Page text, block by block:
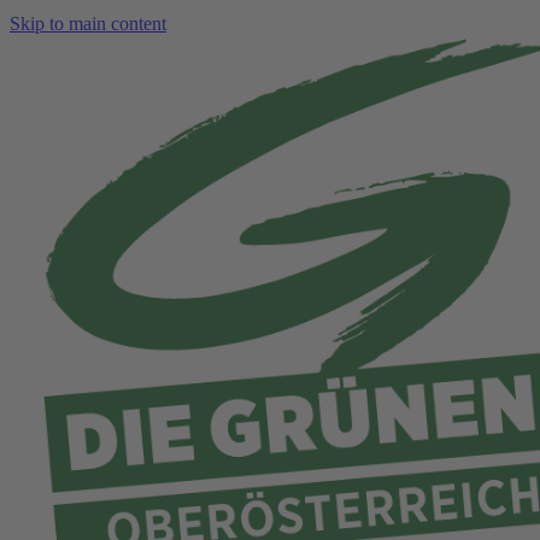
Skip to main content